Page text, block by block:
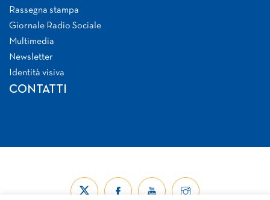
Rassegna stampa
Giornale Radio Sociale
Multimedia
Newsletter
Identità visiva
CONTATTI